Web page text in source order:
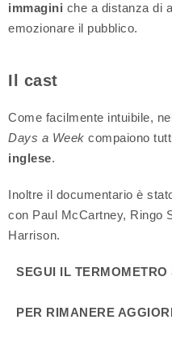
immagini che a distanza di
emozionare il pubblico.
Il cast
Come facilmente intuibile,
Days a Week compaiono
inglese.
Inoltre il documentario è
con Paul McCartney, Ringo
Harrison.
SEGUI IL TERMOMETRO
PER RIMANERE